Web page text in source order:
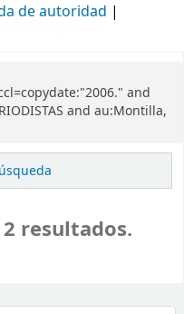
de autoridad
and
and au:Montilla,
resultados.